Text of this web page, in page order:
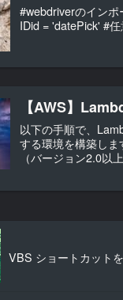
#webdriverのイン
IDid = 'datePick' #
【AWS】
以下の手順で、
する環境を構築し
（バージョン2.0以
VBS ショートカット